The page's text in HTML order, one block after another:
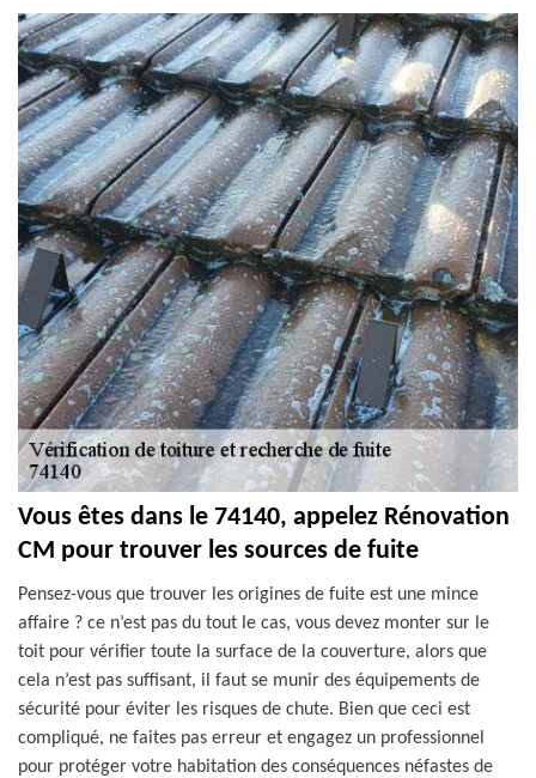
Vous êtes dans le 74140, appelez Rénovation
CM pour trouver les sources de fuite
Pensez-vous que trouver les origines de fuite est une mince
affaire ? ce n’est pas du tout le cas, vous devez monter sur le
toit pour vérifier toute la surface de la couverture, alors que
cela n’est pas suffisant, il faut se munir des équipements de
sécurité pour éviter les risques de chute. Bien que ceci est
compliqué, ne faites pas erreur et engagez un professionnel
pour protéger votre habitation des conséquences néfastes de